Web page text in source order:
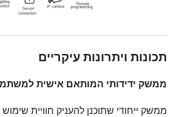
תכונות ויתרונות עיקריים
ממשק ידידותי המותאם אישית
ממשק ייחודי שתוכנן להעניק חוויית שימוש